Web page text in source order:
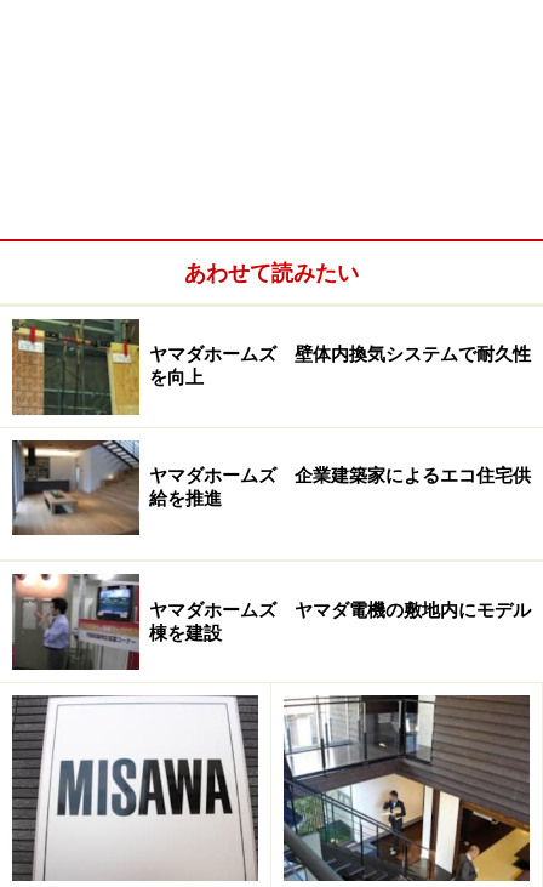
の中でも早くから取り組み始めた企業の一つといえま
セキスイハイムの主力商品である鉄骨系「ハイム」の場
合、フラット屋根が主流なので、PVの設置面積を広くと
れるのも特徴です。一般的には1棟あたりの平均搭載容
量は3kwを超える程度ですが、同社の場合は4.78kw。
「光熱費ゼロ住宅」を達成している住宅も7割に達して
います。
あわせて読みたい
ヤマダホームズ 壁体内換気システムで耐久性
を向上
ヤマダホームズ 企業建築家によるエコ住宅供
給を推進
ヤマダホームズ ヤマダ電機の敷地内にモデル
棟を建設